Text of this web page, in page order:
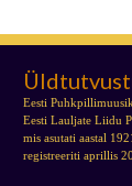
Eesti
Eesti Lauljate Liidu
mis asutati aastal
registreeriti aprillis